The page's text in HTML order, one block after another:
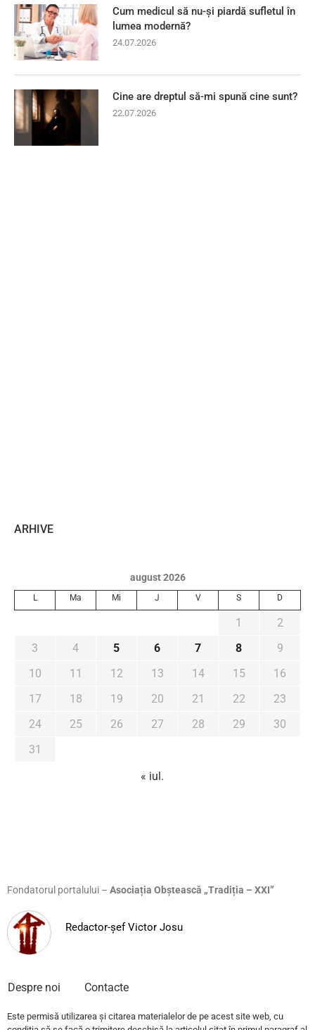
Cum medicul să nu-și piardă sufletul în
lumea modernă?
24.07.2026
Cine are dreptul să-mi spună cine sunt?
22.07.2026
ARHIVE
august 2026
L Ma Mi J V S D
1
2
3
4 5 6 7 8
9
10
11 12 13 14 15
16
17
18 19 20 21 22
23
24
25 26 27 28 29
30
31
« iul.
Fondatorul portalului – Asociația Obștească „Tradiția – XXI”
Redactor-șef Victor Josu
Despre noi Contacte
Este permisă utilizarea și citarea materialelor de pe acest site web, cu